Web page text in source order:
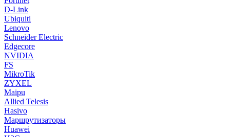
D-Link
Ubiquiti
Lenovo
Schneider Electric
Edgecore
NVIDIA
FS
MikroTik
ZYXEL
Maipu
Allied Telesis
Hasivo
Маршрутизаторы
Huawei